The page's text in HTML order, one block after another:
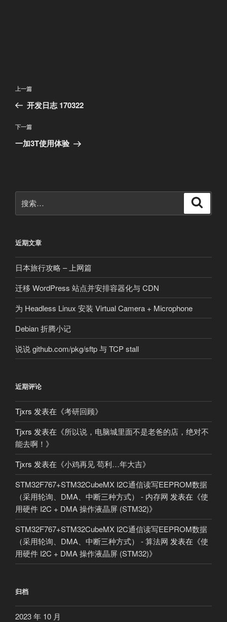
文
导
航
上
一
文
上一篇
开发日志 170322
下
一
下一篇
一加3T使用体验
索：
近期文章
日本旅行攻略 – 上网篇
迁移 WordPress 站点并安排容器化与 CDN
为 Headless Linux 安装 Virtual Camera + Microphone
Debian 折腾小记
说说 github.com/pkg/sftp 与 TCP stall
近期评论
Tjxrs 发表在《考研回顾》
Tjxrs 发表在《所以说，电脑城里面不是老爸的店，绝对不
能去啊！ 》
Tjxrs 发表在《小鸡再见 苟利…年大吉》
STM32F767+STM32CubeMX I2C通信读写EEPROM数据
（采用轮询、DMA、中断三种方式） - 内存网 发表在《使
用硬件 I2C + DMA 操作液晶屏 (STM32)》
STM32F767+STM32CubeMX I2C通信读写EEPROM数据
（采用轮询、DMA、中断三种方式） - 算法网 发表在《使
用硬件 I2C + DMA 操作液晶屏 (STM32)》
归档
2023 年 10 月